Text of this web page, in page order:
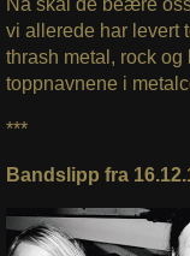
Nå skal de beære
vi allerede har levert
thrash metal, rock
toppnavnene i
***
Bandslipp fra